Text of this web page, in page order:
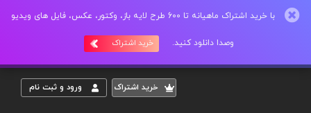
با خرید اشتراک ماهیانه تا 600 طرح لایه باز، وکتور، عکس، فایل های ویدیو
وصدا دانلود کنید. خرید اشتراک
خريد اشتراک ورود و ثبت نام